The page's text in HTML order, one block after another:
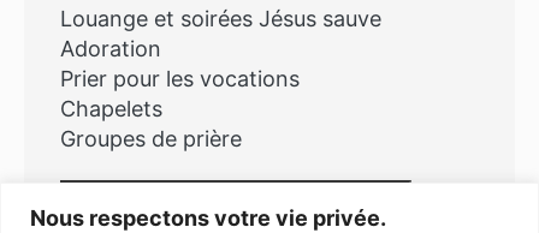
Nous respectons votre vie privée.
Louange et soirées Jésus sauve
Adoration
Prier pour les vocations
Chapelets
Groupes de prière